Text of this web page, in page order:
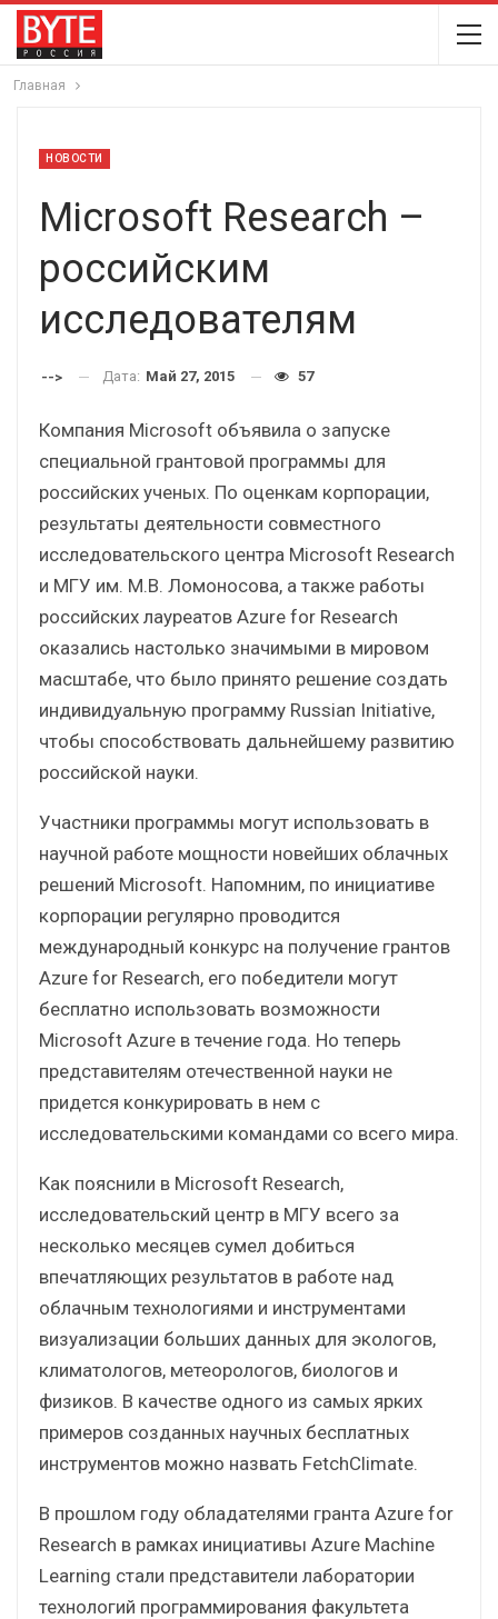
Главная
НОВОСТИ
Microsoft Research –
российским
исследователям
--> Дата: Май 27, 2015 57
Компания Microsoft объявила о запуске
специальной грантовой программы для
российских ученых. По оценкам корпорации,
результаты деятельности совместного
исследовательского центра Microsoft Research
и МГУ им. М.В. Ломоносова, а также работы
российских лауреатов Azure for Research
оказались настолько значимыми в мировом
масштабе, что было принято решение создать
индивидуальную программу Russian Initiative,
чтобы способствовать дальнейшему развитию
российской науки.
Участники программы могут использовать в
научной работе мощности новейших облачных
решений Microsoft. Напомним, по инициативе
корпорации регулярно проводится
международный конкурс на получение грантов
Azure for Research, его победители могут
бесплатно использовать возможности
Microsoft Azure в течение года. Но теперь
представителям отечественной науки не
придется конкурировать в нем с
исследовательскими командами со всего мира.
Как пояснили в Microsoft Research,
исследовательский центр в МГУ всего за
несколько месяцев сумел добиться
впечатляющих результатов в работе над
облачным технологиями и инструментами
визуализации больших данных для экологов,
климатологов, метеорологов, биологов и
физиков. В качестве одного из самых ярких
примеров созданных научных бесплатных
инструментов можно назвать FetchClimate.
В прошлом году обладателями гранта Azure for
Research в рамках инициативы Azure Machine
Learning стали представители лаборатории
технологий программирования факультета